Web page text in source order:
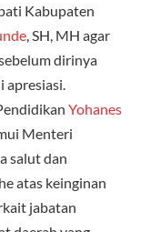
Kabupaten
, SH, MH agar
dirinya
apresiasi.
Yohanes
Menteri
salut dan
atas keinginan
jabatan